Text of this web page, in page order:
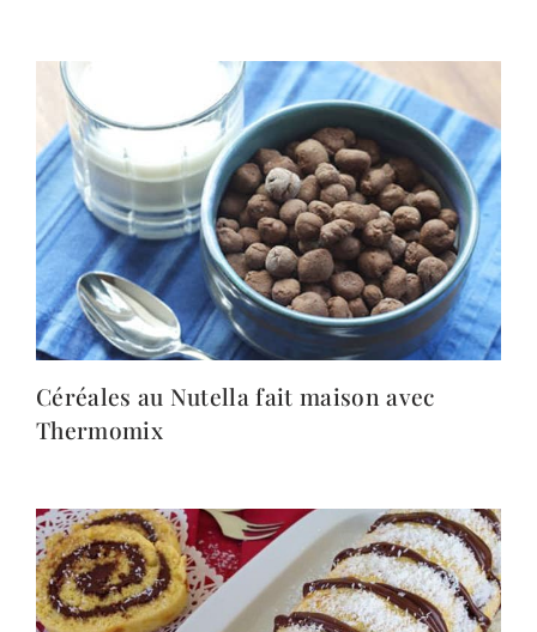
Céréales au Nutella fait maison avec
Thermomix